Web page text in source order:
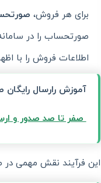
برای هر فروش،
صورتحساب را در
اطلاعات فروش را با
آموزش رارسال
صفر تا صد صدور و
این فرآیند نقش مهمی در